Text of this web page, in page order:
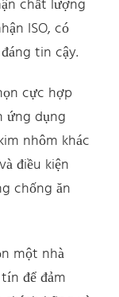
chất lượng
ISO, có
tin cậy.
cực hợp
ứng dụng
nhôm khác
điều kiện
chống ăn
một nhà
để đảm